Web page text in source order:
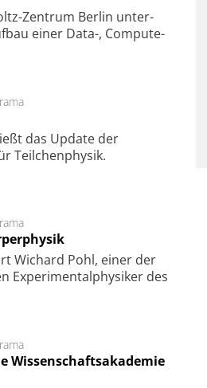
Zen­trum Ber­lin un­ter­
einer Data-, Compute-
das Update der
Teilchenphysik.
Wichard Pohl, einer der
Experimentalphysiker des
Wissenschaftsakademie